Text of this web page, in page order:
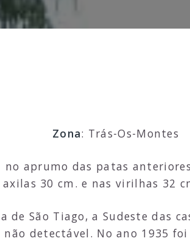
Zona: Trás-Os-Montes
aprumo das patas
30 cm. e nas virilhas 32
São Tiago, a Sudeste das
detectável. No ano 1935